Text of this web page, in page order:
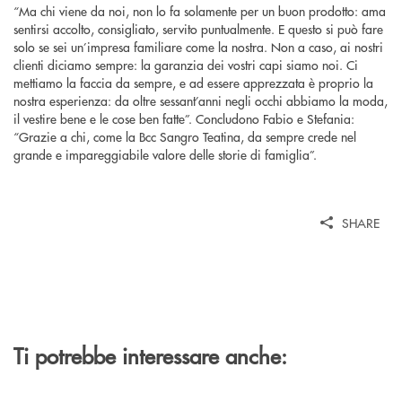
“Ma chi viene da noi, non lo fa solamente per un buon prodotto: ama
sentirsi accolto, consigliato, servito puntualmente. E questo si può fare
solo se sei un’impresa familiare come la nostra. Non a caso, ai nostri
clienti diciamo sempre: la garanzia dei vostri capi siamo noi. Ci
mettiamo la faccia da sempre, e ad essere apprezzata è proprio la
nostra esperienza: da oltre sessant’anni negli occhi abbiamo la moda,
il vestire bene e le cose ben fatte”. Concludono Fabio e Stefania:
“Grazie a chi, come la Bcc Sangro Teatina, da sempre crede nel
grande e impareggiabile valore delle storie di famiglia”.
SHARE
Ti potrebbe interessare anche: